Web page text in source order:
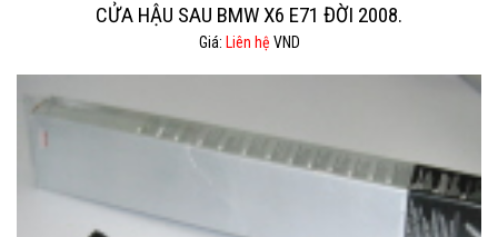
CỬA HẬU SAU BMW X6 E71 ĐỜI 2008.
Giá: Liên hệ VND